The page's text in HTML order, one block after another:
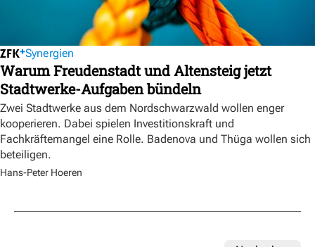
Synergien
Warum Freudenstadt und Altensteig jetzt
Stadtwerke-Aufgaben bündeln
Zwei Stadtwerke aus dem Nordschwarzwald wollen enger
kooperieren. Dabei spielen Investitionskraft und
Fachkräftemangel eine Rolle. Badenova und Thüga wollen sich
beteiligen.
Hans-Peter Hoeren